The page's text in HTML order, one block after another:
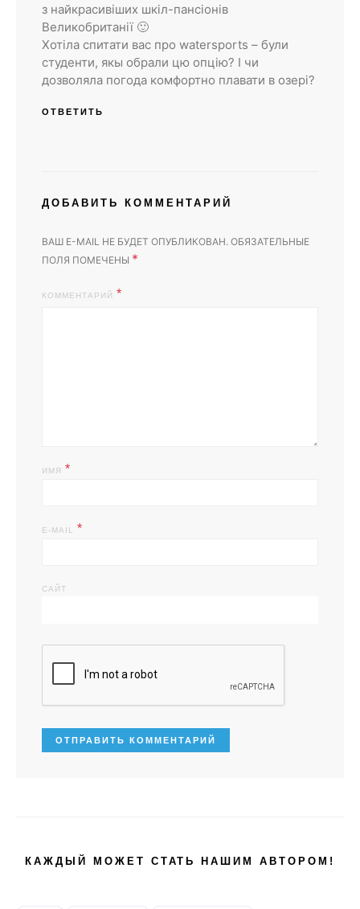
з найкрасивіших шкіл-пансіонів
Великобританії 🙂
Хотіла спитати вас про watersports – були
студенти, якы обрали цю опцію? І чи
дозволяла погода комфортно плавати в озері?
ОТВЕТИТЬ
ДОБАВИТЬ КОММЕНТАРИЙ
ВАШ E-MAIL НЕ БУДЕТ ОПУБЛИКОВАН. ОБЯЗАТЕЛЬНЫЕ
ПОЛЯ ПОМЕЧЕНЫ *
КОММЕНТАРИЙ
ИМЯ *
E-MAIL *
САЙТ
КАЖДЫЙ МОЖЕТ СТАТЬ НАШИМ АВТОРОМ!